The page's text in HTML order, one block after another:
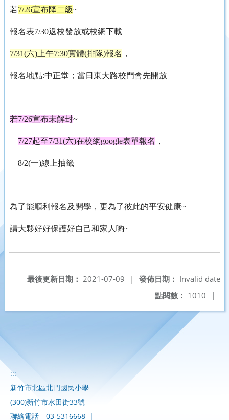
若7/26宣布降二級~
報名表7/30返校發放或校網下載
7/31(六)上午7:30實體(排隊)報名 ，
報名地點:中正堂； 當日東大路校門會先開放
若7/26宣布未解封~
7/27起至7/31(六)在校網google表單報名 ，
8/2(一)線上抽籤
為了能順利報名及開學， 更為了彼此的平安健康~
請大夥好好保護好自己和家人喲~
發佈日期： Invalid date
最後更新日期： 2021-07-09
|
點閱數： 1010 |
:::
新竹市北區北門國民小學
(300)新竹市水田街33號
聯絡電話
03-5316668 |